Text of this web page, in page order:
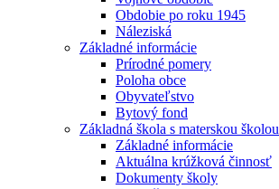
Obdobie po roku 1945
Náleziská
Základné informácie
Prírodné pomery
Poloha obce
Obyvateľstvo
Bytový fond
Základná škola s materskou školou
Základné informácie
Aktuálna krúžková činnosť
Dokumenty školy